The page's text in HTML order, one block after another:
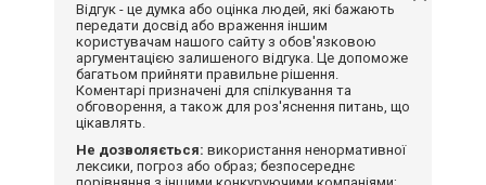
Відгук - це думка або оцінка людей, які бажають
передати досвід або враження іншим
користувачам нашого сайту з обов'язковою
аргументацією залишеного відгука. Це допоможе
багатьом прийняти правильне рішення.
Коментарі призначені для спілкування та
обговорення, а також для роз'яснення питань, що
цікавлять.
Не дозволяється: використання ненормативної
лексики, погроз або образ; безпосереднє